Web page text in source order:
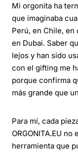
Mi orgonita ha
que imaginaba
Perú, en Chile, en
en Dubai. Saber
lejos y han sido
con el gifting me
porque confirma
más grande que
Para mí, cada
ORGONITA.EU
herramienta que